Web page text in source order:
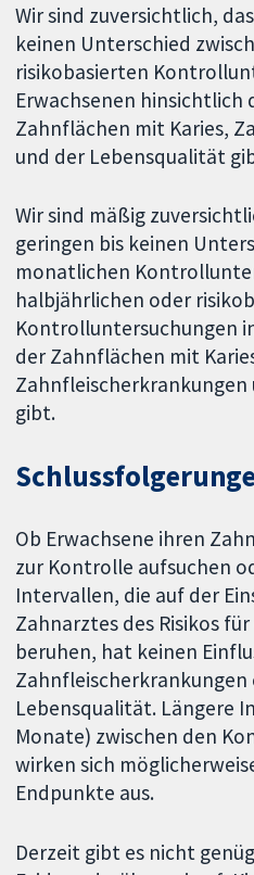
Wir sind zuversichtlich,
keinen Unterschied
risikobasierten
Erwachsenen hinsichtlich
Zahnflächen mit Karies,
und der Lebensqualität
Wir sind mäßig
geringen bis keinen
monatlichen
halbjährlichen oder
Kontrolluntersuchungen
der Zahnflächen mit
gibt.
Ob Erwachsene ihren
zur Kontrolle aufsuchen
Intervallen, die auf der
Zahnarztes des Risikos
beruhen, hat keinen
Zahnfleischerkrankungen
Lebensqualität. Längere
Monate) zwischen den
wirken sich
Endpunkte aus.
Derzeit gibt es nicht